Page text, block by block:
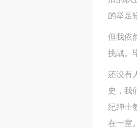
的举足
但我依
挑战。
还没有
史，我
纪绅士
在一室。